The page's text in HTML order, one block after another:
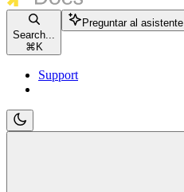
Search...
⌘ K
Preguntar al asistente
Support